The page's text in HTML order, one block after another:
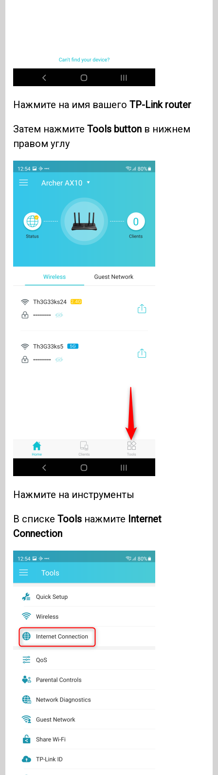
Нажмите на имя вашегоTP-Link router
Затем нажмитеTools button в нижнем
правом углу
Нажмите на инструменты
В спискеTools нажмите Internet
Connection